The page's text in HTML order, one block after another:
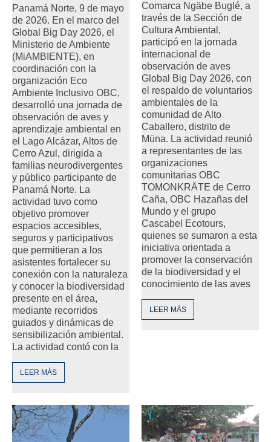
Panamá Norte, 9 de mayo
de 2026. En el marco del
Global Big Day 2026, el
Ministerio de Ambiente
(MiAMBIENTE), en
coordinación con la
organización Eco
Ambiente Inclusivo OBC,
desarrolló una jornada de
observación de aves y
aprendizaje ambiental en
el Lago Alcázar, Altos de
Cerro Azul, dirigida a
familias neurodivergentes
y público participante de
Panamá Norte. La
actividad tuvo como
objetivo promover
espacios accesibles,
seguros y participativos
que permitieran a los
asistentes fortalecer su
conexión con la naturaleza
y conocer la biodiversidad
presente en el área,
mediante recorridos
guiados y dinámicas de
sensibilización ambiental.
La actividad contó con la
LEER MÁS
Comarca Ngäbe Buglé, a
través de la Sección de
Cultura Ambiental,
participó en la jornada
internacional de
observación de aves
Global Big Day 2026, con
el respaldo de voluntarios
ambientales de la
comunidad de Alto
Caballero, distrito de
Müna. La actividad reunió
a representantes de las
organizaciones
comunitarias OBC
TOMONKRÄTE de Cerro
Caña, OBC Hazañas del
Mundo y el grupo
Cascabel Ecotours,
quienes se sumaron a esta
iniciativa orientada a
promover la conservación
de la biodiversidad y el
conocimiento de las aves
LEER MÁS